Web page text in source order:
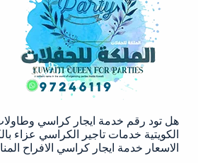
الكويت
|97246119
هل تود رقم خدمة ايجار كراسي
الكويتية خدمات تاجير الكراسي عزاء
الاسعار خدمة ايجار كراسي الافراح